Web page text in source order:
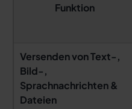
Funktion
Versenden von Text-,
Bild-,
Sprachnachrichten &
Dateien